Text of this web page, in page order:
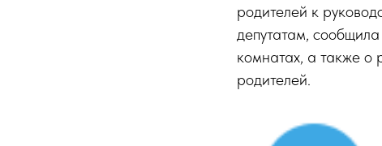
родителей к
депутатам,
комнатах, а также о
родителей.